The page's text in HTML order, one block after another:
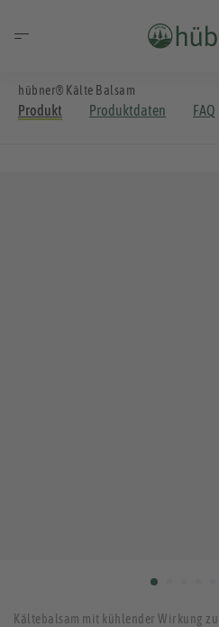
hübner® Kälte Balsam
Produkt Produktdaten FAQ
Kältebalsam mit kühlender Wirkung